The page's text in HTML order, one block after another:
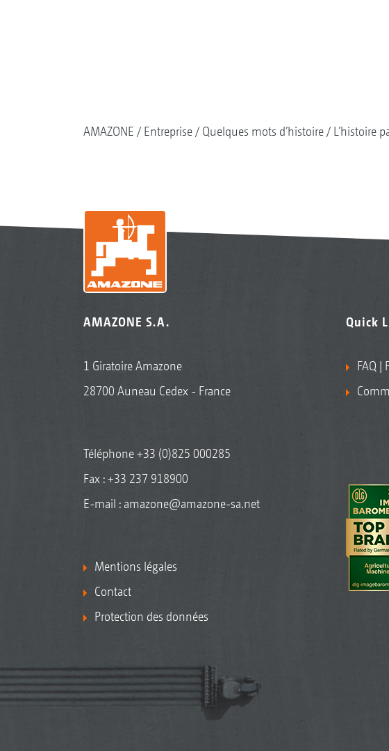
AMAZONE Entreprise Quelques mots d’histoire L’histoire
AMAZONE S.A.
1 Giratoire Amazone
28700 Auneau Cedex - France
Téléphone+33 (0)825 000285
Fax : +33 237 918900
E-mail : amazone@amazone-sa.net
Mentions légales
Contact
Protection des données
Quick
FAQ |